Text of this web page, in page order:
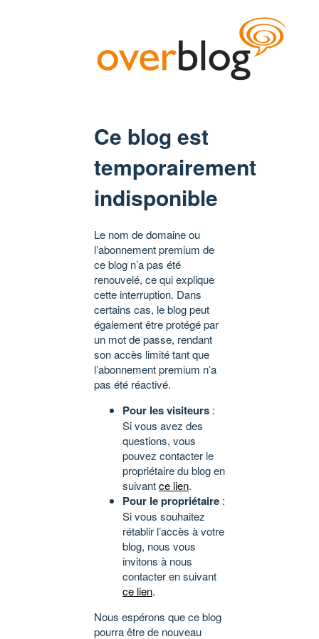
Ce blog est
temporairement
indisponible
Le nom de domaine ou
l’abonnement premium de
ce blog n’a pas été
renouvelé, ce qui explique
cette interruption. Dans
certains cas, le blog peut
également être protégé par
un mot de passe, rendant
son accès limité tant que
l’abonnement premium n’a
pas été réactivé.
Pour les visiteurs :
Si vous avez des
questions, vous
pouvez contacter le
propriétaire du blog en
suivantce lien.
Pour le propriétaire :
Si vous souhaitez
rétablir l’accès à votre
blog, nous vous
invitons à nous
contacter en suivant
ce lien.
Nous espérons que ce blog
pourra être de nouveau